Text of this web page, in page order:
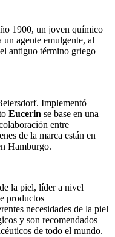
1900, un joven químico
agente emulgente, al
antiguo término griego
Implementó
Eucerin se base en una
entre
de la marca están en
Hamburgo.
la piel, líder a nivel
productos
necesidades de la piel
y son recomendados
de todo el mundo.